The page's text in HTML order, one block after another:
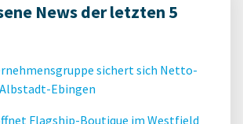
News der letzten 5
sichert sich Netto-
Ebingen
Flagship-Boutique im Westfield